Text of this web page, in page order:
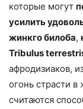
которые могут
усилить
жинкго билоба,
Tribulus
афродизиаков,
огонь страсти
считаются